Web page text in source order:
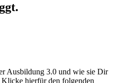
Ausbildung 3.0 und wie sie Dir
hierfür den folgenden